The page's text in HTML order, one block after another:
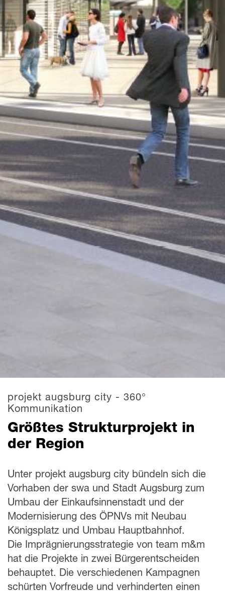
projekt augsburg city - 360°
Kommunikation
Größtes Strukturprojekt in
der Region
Unter projekt augsburg city bündeln sich die
Vorhaben der swa und Stadt Augsburg zum
Umbau der Einkaufsinnenstadt und der
Modernisierung des ÖPNVs mit Neubau
Königsplatz und Umbau Hauptbahnhof.
Die Imprägnierungsstrategie von team m&m
hat die Projekte in zwei Bürgerentscheiden
behauptet. Die verschiedenen Kampagnen
schürten Vorfreude und verhinderten einen